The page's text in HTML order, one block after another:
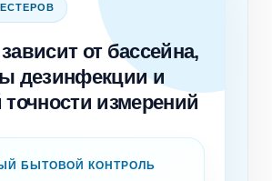
от бассейна,
дезинфекции и
измерений
БЫТОВОЙ КОНТРОЛЬ